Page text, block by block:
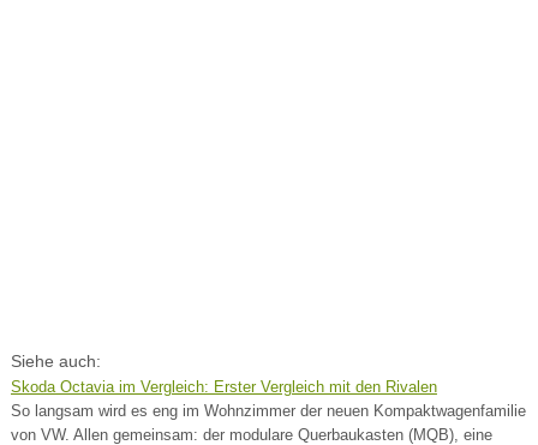
Siehe auch:
Skoda Octavia im Vergleich: Erster Vergleich mit den Rivalen
So langsam wird es eng im Wohnzimmer der neuen Kompaktwagenfamilie
von VW. Allen gemeinsam: der modulare Querbaukasten (MQB), eine